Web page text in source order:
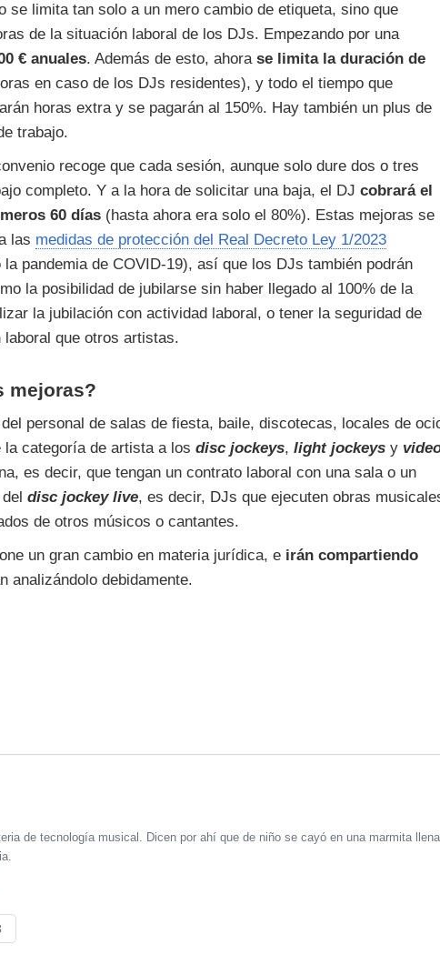
se limita tan solo a un mero cambio de etiqueta, sino que
de la situación laboral de los DJs. Empezando por una
€ anuales. Además de esto, ahora se limita la duración de
en caso de los DJs residentes), y todo el tiempo que
horas extra y se pagarán al 150%. Hay también un plus de
trabajo.
recoge que cada sesión, aunque solo dure dos o tres
completo. Y a la hora de solicitar una baja, el DJ cobrará el
60 días (hasta ahora era solo el 80%). Estas mejoras se
las medidas de protección del Real Decreto Ley 1/2023
pandemia de COVID-19), así que los DJs también podrán
la posibilidad de jubilarse sin haber llegado al 100% de la
la jubilación con actividad laboral, o tener la seguridad de
que otros artistas.
mejoras?
personal de salas de fiesta, baile, discotecas, locales de
categoría de artista a los disc jockeys, light jockeys y
es decir, que tengan un contrato laboral con una sala o un
disc jockey live, es decir, DJs que ejecuten obras
de otros músicos o cantantes.
un gran cambio en materia jurídica, e irán compartiendo
analizándolo debidamente.
de tecnología musical. Dicen por ahí que de niño se cayó en una marmita llena